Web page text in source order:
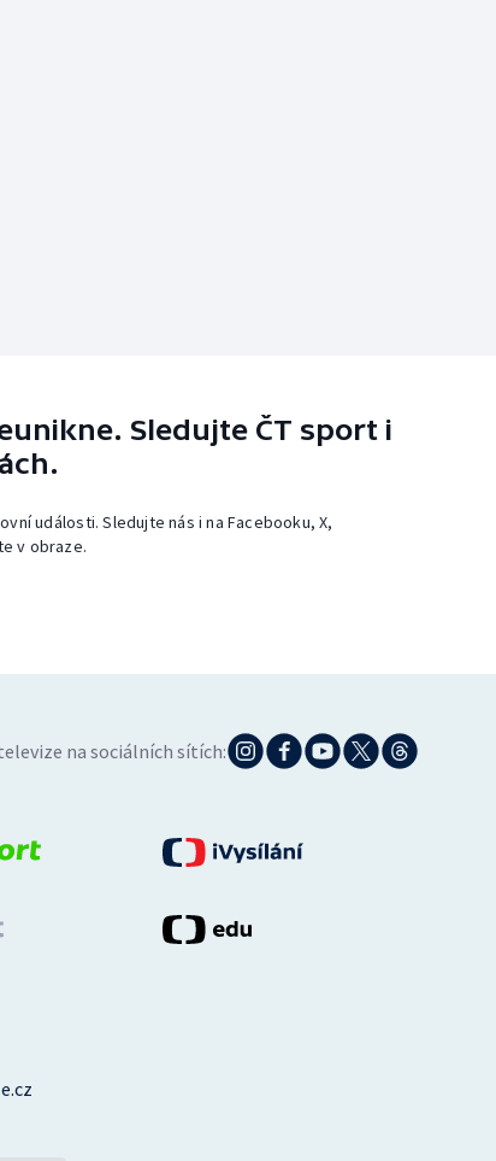
Sledujte ČT sport i
události. Sledujte nás i na Facebooku, X,
v obraze.
na sociálních sítích: